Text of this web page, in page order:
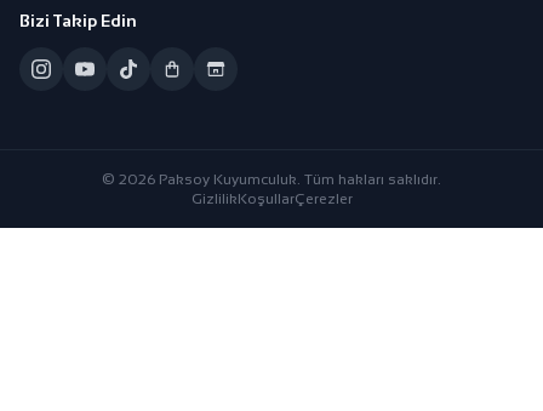
Bizi Takip Edin
© 2026 Paksoy Kuyumculuk. Tüm hakları saklıdır.
GizlilikKoşullarÇerezler